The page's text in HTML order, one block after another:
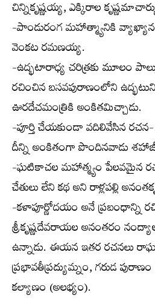
చిన్నికృష్ణయ్య, ఎక్కిరాల
-పాండురంగ మహాత్మ్యానికి
వెంకట రమణయ్య.
-ఉద్భటారాధ్య చరిత్రకు మూలం
రచించిన బసవపురాణంలోని
ఊరదేచమంత్రికి అంకితమిచ్చాడు.
-పూర్తి చేయకుండా వదిలివేసిన
దీన్ని అంకితంగా పొందినవాడు
-ఘటికాచల మహాత్మ్యం పేలవమైన
చేతులు లేని కథ అని రాళ్లపల్లి
-కళాపూర్ణోదయం అనే ప్రబంధాన్ని
శ్రీకృష్ణదేవరాయల అనంతరం
ఉన్నాడు. ఈయన ఇతర రచనలు
ప్రభావతీప్రద్యుమ్నం, గరుడ
కల్యాణం (అలభ్యం).